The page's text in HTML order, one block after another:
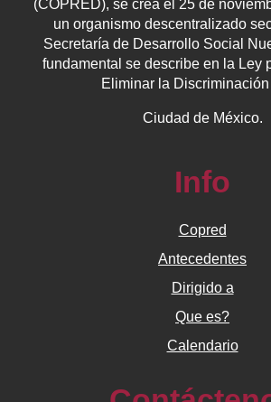
(COPRED), se crea el 25 de
un organismo descentralizado
Secretaría de Desarrollo Social
fundamental se describe en la Ley
Eliminar la
Ciudad de México.
Info
Copred
Antecedentes
Dirigido a
Que es?
Calendario